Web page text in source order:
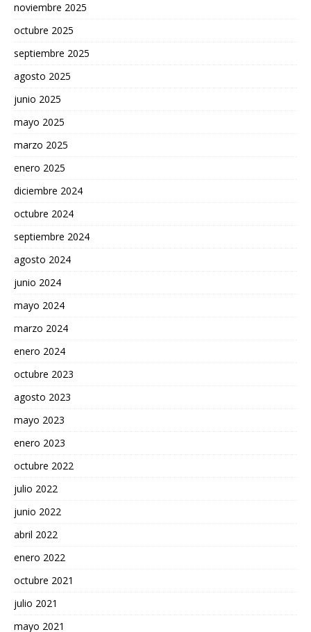
noviembre 2025
octubre 2025
septiembre 2025
agosto 2025
junio 2025
mayo 2025
marzo 2025
enero 2025
diciembre 2024
octubre 2024
septiembre 2024
agosto 2024
junio 2024
mayo 2024
marzo 2024
enero 2024
octubre 2023
agosto 2023
mayo 2023
enero 2023
octubre 2022
julio 2022
junio 2022
abril 2022
enero 2022
octubre 2021
julio 2021
mayo 2021